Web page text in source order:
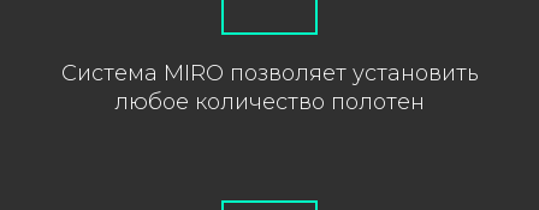
Система MIRO позволяет установить
любое количество полотен